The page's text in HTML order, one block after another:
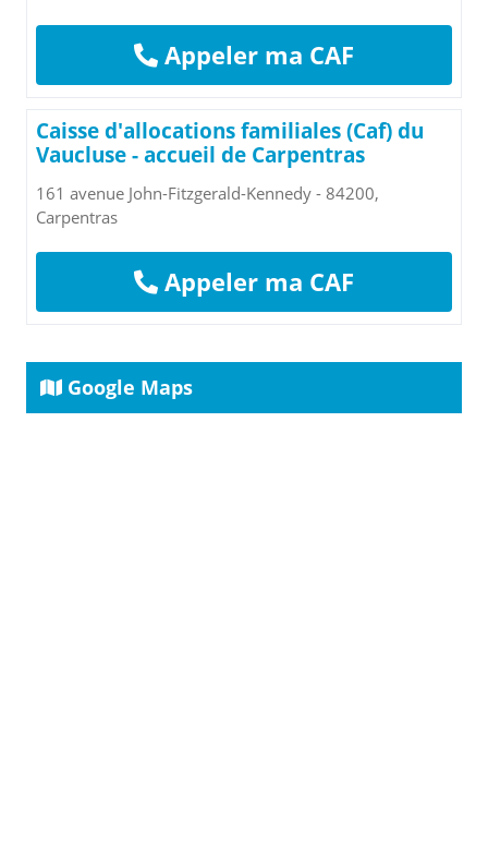
Appeler ma CAF
Caisse d'allocations familiales (Caf) du
Vaucluse - accueil de Carpentras
161 avenue John-Fitzgerald-Kennedy - 84200,
Carpentras
Appeler ma CAF
Google Maps